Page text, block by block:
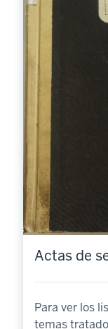
Actas de
Para ver los
temas